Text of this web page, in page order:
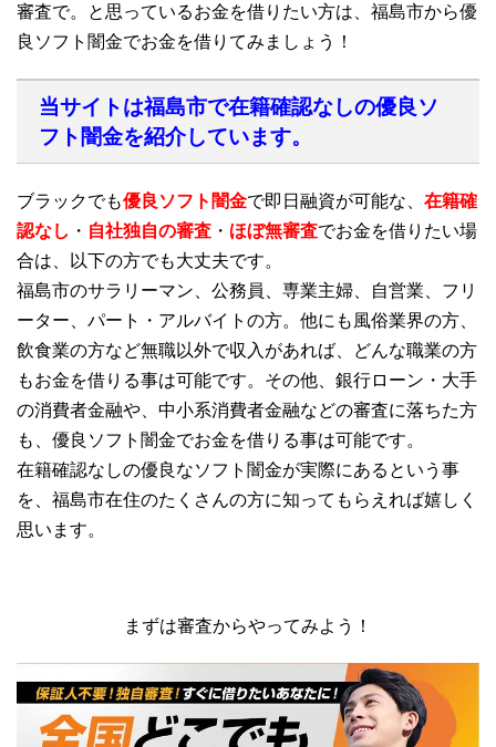
審査で。と思っているお金を借りたい方は、福島市から優
良ソフト闇金でお金を借りてみましょう！
当サイトは福島市で在籍確認なしの優良ソ
フト闇金を紹介しています。
ブラックでも優良ソフト闇金で即日融資が可能な、 在籍確
認なし ・ 自社独自の審査 ・ ほぼ無審査でお金を借りたい場
合は、以下の方でも大丈夫です。
福島市のサラリーマン、公務員、専業主婦、自営業、フリ
ーター、パート・アルバイトの方。他にも風俗業界の方、
飲食業の方など無職以外で収入があれば、どんな職業の方
もお金を借りる事は可能です。その他、銀行ローン・大手
の消費者金融や、中小系消費者金融などの審査に落ちた方
も、優良ソフト闇金でお金を借りる事は可能です。
在籍確認なしの優良なソフト闇金が実際にあるという事
を、福島市在住のたくさんの方に知ってもらえれば嬉しく
思います。
まずは審査からやってみよう！